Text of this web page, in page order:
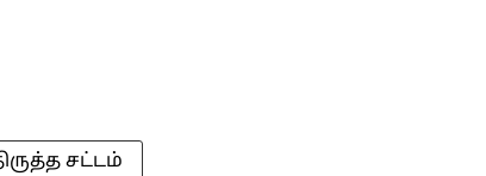
சட்டம்